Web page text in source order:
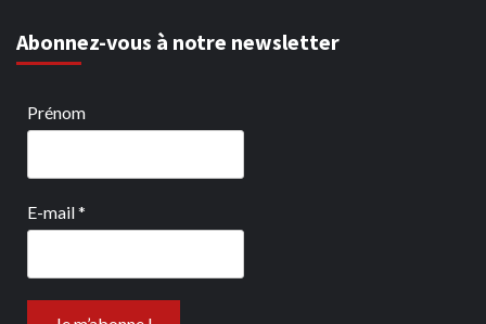
Abonnez-vous à notre newsletter
Prénom
E-mail*